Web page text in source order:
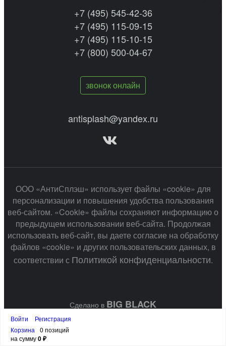
+7 (495) 545-42-36
+7 (495) 115-09-15
+7 (495) 115-10-15
+7 (800) 500-04-67
звонок онлайн
antisplash@yandex.ru
ООО «АнтиСплэш» использует файлы «cookie» для
персонализации и повышения удобства пользования
веб-сайтом. «Cookie» файлы сохраняют информацию о
предыдущем использовании веб-сайта. Продолжая
использовать веб-сайт, вы даете согласие на обработку
файлов «cookie» и других пользовательских данных, в
соответствии с Политикой конфиденциальности.
Сделано в BIG BLACK
Войти
Регистрация
Корзина
0 позиций
на сумму0 ₽